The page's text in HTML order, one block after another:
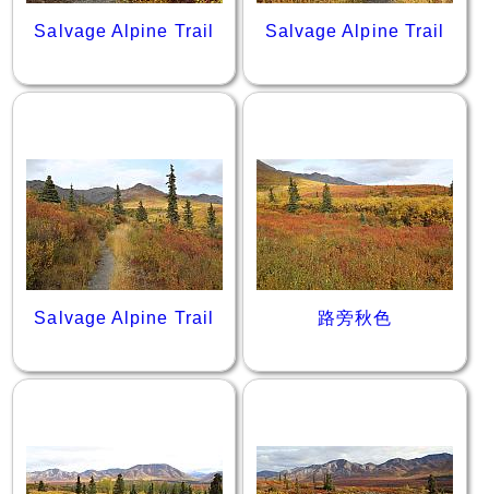
Salvage Alpine Trail Salvage Alpine Trail
Salvage Alpine Trail 路旁秋色